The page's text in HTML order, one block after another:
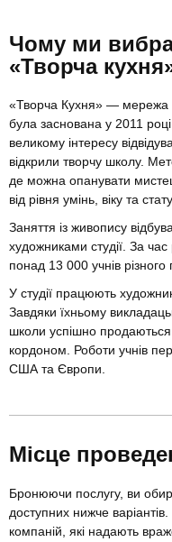
Чому ми
«Творча
«Творча Кухня» — мережа
була заснована у 2011
великому інтересу
відкрили творчу школу.
де можна опанувати
від рівня умінь, віку та
Заняття із живопису
художниками студії. За
понад 13 000 учнів різного
У студії працюють
Завдяки їхньому
школи успішно
кордоном. Роботи учнів
США та Європи.
Місце
Бронюючи послугу, ви
доступних нижче
компаній, які надають